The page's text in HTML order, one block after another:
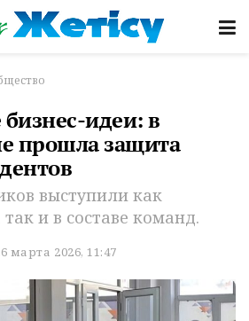
идеи: в
прошла защита
выступили как
и в составе команд.
марта 2026, 11:47